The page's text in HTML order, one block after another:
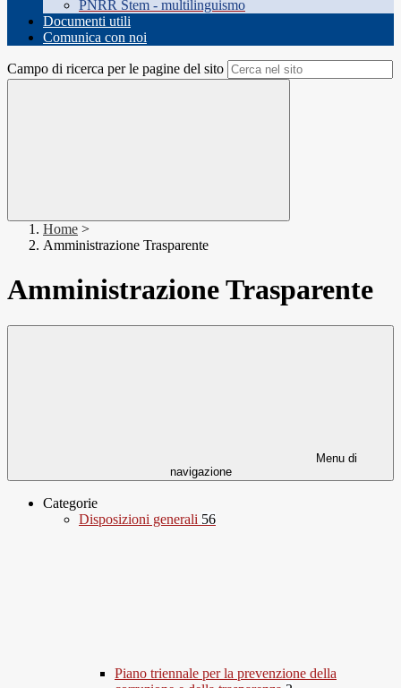
PNRR Stem - multilinguismo
Documenti utili
Comunica con noi
Campo di ricerca per le pagine del sito
Home >
Amministrazione Trasparente
Amministrazione Trasparente
Menu di
navigazione
Categorie
Disposizioni generali 56
Piano triennale per la prevenzione della